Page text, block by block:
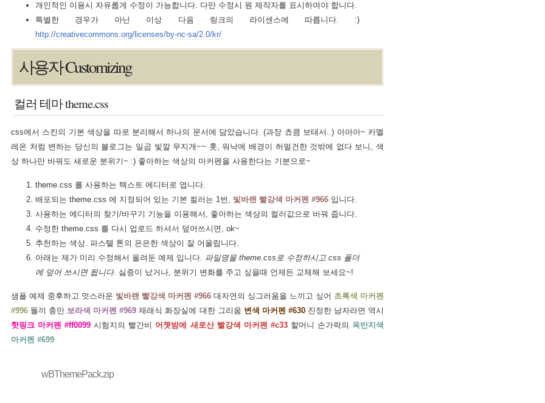
개인적인 이용시 자유롭게 수정이 가능합니다. 다만 수정시 원 제작자를 표시하여야 합니다.
특별한 경우가 아닌 이상 다음 링크의 라이센스에 따릅니다. :)
http://creativecommons.org/licenses/by-nc-sa/2.0/kr/
사용자 Customizing
컬러 테마 theme.css
css에서 스킨의 기본 색상을 따로 분리해서 하나의 문서에 담았습니다. (과장 쵸큼 보태서..) 아아아~ 카멜
레온 처럼 변하는 당신의 블로그는 일곱 빛깔 무지개~~ 훗, 워낙에 배경이 허멀건한 것밖에 없다 보니, 색
상 하나만 바꿔도 새로운 분위기~ :) 좋아하는 색상의 마커펜을 사용한다는 기분으로~
theme.css 를 사용하는 텍스트 에디터로 엽니다.
배포되는 theme.css 에 지정되어 있는 기본 컬러는 1번, 빛바랜 빨강색 마커펜 #966 입니다.
사용하는 에디터의 찾기/바꾸기 기능을 이용해서, 좋아하는 색상의 컬러값으로 바꿔 줍니다.
수정한 theme.css 를 다시 업로드 하셔서 덮어쓰시면, ok~
추천하는 색상. 파스텔 톤의 은은한 색상이 잘 어울립니다.
아래는 제가 미리 수정해서 올려둔 예제 입니다. 파일명을 theme.css로 수정하시고 css 폴더
에 덮어 쓰시면 됩니다. 싫증이 났거나, 분위기 변화를 주고 싶을때 언제든 교체해 보세요~!
샘플 예제 중후하고 멋스러운 빛바랜 빨강색 마커펜 #966 대자연의 싱그러움을 느끼고 싶어 초록색 마커펜
#996 똘끼 충만 보라색 마커펜 #969 재래식 화장실에 대한 그리움 변색 마커펜 #630진정한 남자라면 역시
핫핑크 마커펜 #ff0099 시험지의 빨간비 어젯밤에 새로산 빨강색 마커펜 #c33할머니 손가락의 옥반지색
마커펜 #699
wBThemePack.zip